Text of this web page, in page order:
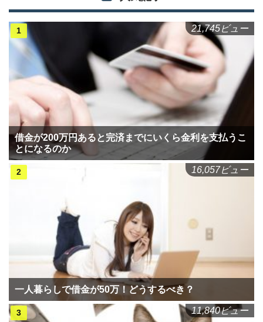
借金が200万円あると完済までにいくら金利を支払うこ
とになるのか
21,745ビュー
一人暮らしで借金が50万！どうするべき？
16,057ビュー
11,840ビュー